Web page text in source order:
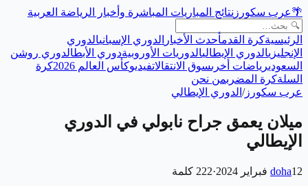
🌴عرب سكورز نتائج المباريات المباشرة وأخبار الرياضة العربية
الرئيسيةكرة القدمأحدث الأخبار الدوري الإسبانيالدوري
الإنجليزيالدوري الإيطاليالدوريات الأوروبيةدوري الأبطالدوري روشن
السعوديرياضات أخرىسوق الانتقالاتفيديوكأس العالم 2026
كرة
السلةكرة المضربمن نحن
عرب سكورز/ الدوري الإيطالي
ميلان يعمق جراح نابولي في الدوري
الإيطالي
doha12 فبراير 2024 ·
222 كلمة